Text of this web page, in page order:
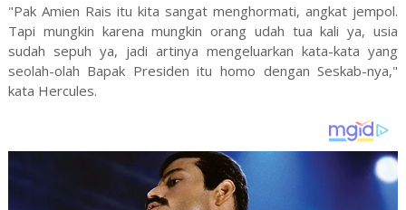
"Pak Amien Rais itu kita sangat menghormati, angkat jempol.
Tapi mungkin karena mungkin orang udah tua kali ya, usia
sudah sepuh ya, jadi artinya mengeluarkan kata-kata yang
seolah-olah Bapak Presiden itu homo dengan Seskab-nya,"
kata Hercules.